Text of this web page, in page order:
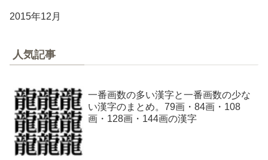
2015年12月
人気記事
一番画数の多い漢字と一番画数の少な
い漢字のまとめ。79画・84画・108
画・128画・144画の漢字